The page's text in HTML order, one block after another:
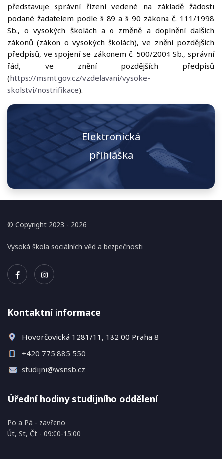
•
Přijímací
řízení
•
Další
vzdělávání
•
Sebeobrana
střelecký
výcvik
Uznání
•
studenta
•
Poplatky
studiem
Studentský
informační
systém
Galerie
Kontakty
představuje správní řízení vedené na základě žádosti
podané žadatelem podle § 89 a § 90 zákona č. 111/1998
Sb., o vysokých školách a o změně a doplnění dalších
zákonů (zákon o vysokých školách), ve znění pozdějších
předpisů, ve spojení se zákonem č. 500/2004 Sb., správní
řád, ve znění pozdějších předpisů
(https://msmt.gov.cz/vzdelavani/vysoke-
skolstvi/nostrifikace).
Elektronická
přihláška
© Copyright 2023 - 2026
Vysoká škola sociálních věd a bezpečnosti
Kontaktní informace
Hovorčovická 1281/11, 182 00 Praha 8​
+420 775 885 550
studijni@wsnsb.cz
Úřední hodiny studijního oddělení
Po a Pá - zavřeno
Út, St, Čt - 09:00-15:00